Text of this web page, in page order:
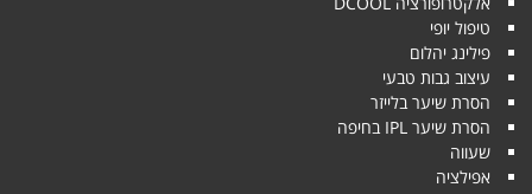
טיפול יופי
פילינג יהלום
עיצוב גבות טבעי
הסרת שיער בלייזר
הסרת שיער IPL בחיפה
שעווה
אפילציה